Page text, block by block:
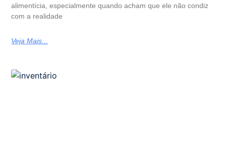
alimentícia, especialmente quando acham que ele não condiz
com a realidade
Veja Mais...